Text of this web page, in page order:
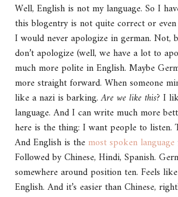
Well, English is not my language. So I
this blogentry is not quite correct or even
I would never apologize in german. Not,
don’t apologize (well, we have a lot to
much more polite in English. Maybe
more straight forward. When someone
like a nazi is barking.Are we like this? I
language. And I can write much more
here is the thing: I want people to listen.
And English is the most spoken language
Followed by Chinese, Hindi, Spanish.
somewhere around position ten. Feels
English. And it’s easier than Chinese,